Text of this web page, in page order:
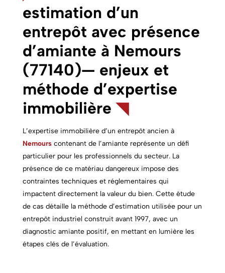
estimation d’un
entrepôt avec présence
d’amiante à Nemours
(77140)— enjeux et
méthode d’expertise
immobilière◥
L’expertise immobilière d’un entrepôt ancien à
Nemours contenant de l’amiante représente un défi
particulier pour les professionnels du secteur. La
présence de ce matériau dangereux impose des
contraintes techniques et réglementaires qui
impactent directement la valeur du bien. Cette étude
de cas détaille la méthode d’estimation utilisée pour un
entrepôt industriel construit avant 1997, avec un
diagnostic amiante positif, en mettant en lumière les
étapes clés de l’évaluation.